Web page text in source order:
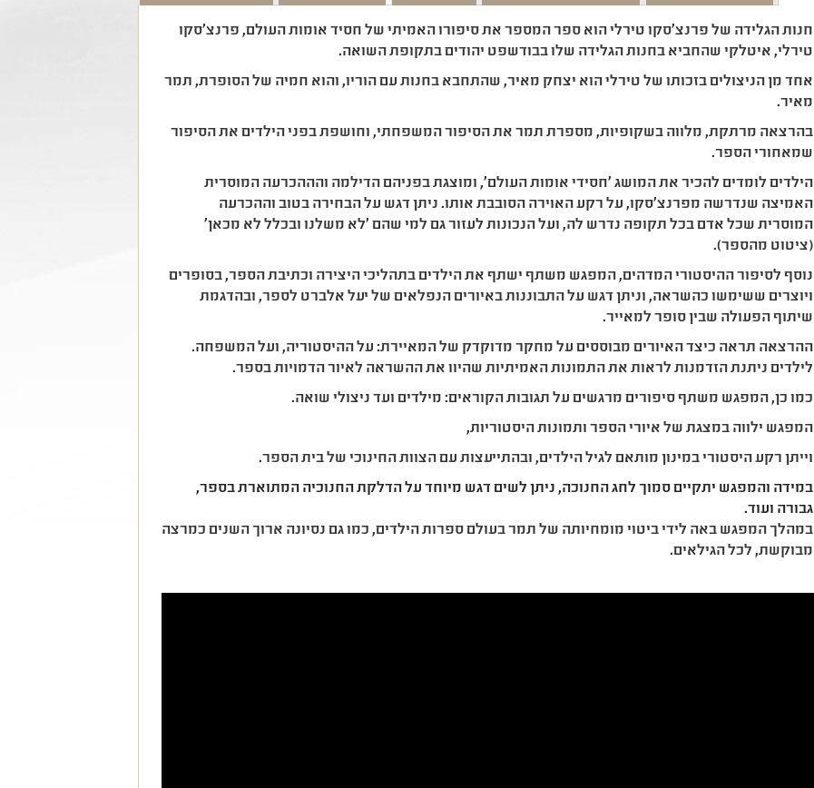
חנות הגלידה של פרנצ'סקו טירלי הוא ספר המספר את סיפורו האמיתי של חסיד אומות העולם, פרנצ'סקו
טירלי, איטלקי שהחביא בחנות הגלידה שלו בבודשפט יהודים בתקופת השואה.
אחד מן הניצולים בזכותו של טירלי הוא יצחק מאיר, שהתחבא בחנות עם הוריו, והוא חמיה של הסופרת, תמר
מאיר.
בהרצאה מרתקת, מלווה בשקופיות, מספרת תמר את הסיפור המשפחתי, וחושפת בפני הילדים את הסיפור
שמאחורי הספר.
הילדים לומדים להכיר את המושג 'חסידי אומות העולם', ומוצגת בפניהם הדילמה והההכרעה המוסרית
האמיצה שנדרשה מפרנצ'סקו, על רקע האוירה הסובבת אותו. ניתן דגש על הבחירה בטוב וההכרעה
המוסרית שכל אדם בכל תקופה נדרש לה, ועל הנכונות לעזור גם למי שהם 'לא משלנו ובכלל לא מכאן'
(ציטוט מהספר).
נוסף לסיפור ההיסטורי המדהים, המפגש משתף ישתף את הילדים בתהליכי היצירה וכתיבת הספר, בסופרים
ויוצרים ששימשו כהשראה, וניתן דגש על התבוננות באיורים הנפלאים של יעל אלברט לספר, ובהדגמת
שיתוף הפעולה שבין סופר למאייר.
ההרצאה תראה כיצד האיורים מבוססים על מחקר מדוקדק של המאיירת: על ההיסטוריה, ועל המשפחה.
לילדים ניתנת הזדמנות לראות את התמונות האמיתיות שהיוו את ההשראה לאיור הדמויות בספר.
כמו כן, המפגש משתף סיפורים מרגשים על תגובות הקוראים: מילדים ועד ניצולי שואה.
המפגש ילווה במצגת של איורי הספר ותמונות היסטוריות,
וייתן רקע היסטורי במינון מותאם לגיל הילדים, ובהתייעצות עם הצוות החינוכי של בית הספר.
במידה והמפגש יתקיים סמוך לחג החנוכה, ניתן לשים דגש מיוחד על הדלקת החנוכיה המתוארת בספר,
גבורה ועוד.
במהלך המפגש באה לידי ביטוי מומחיותה של תמר בעולם ספרות הילדים, כמו גם נסיונה ארוך השנים כמרצה
מבוקשת, לכל הגילאים.